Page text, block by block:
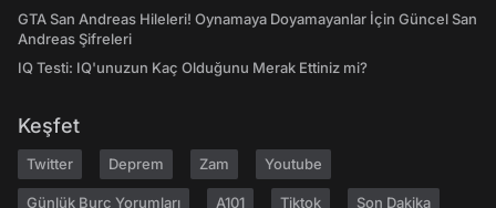
GTA San Andreas Hileleri! Oynamaya Doyamayanlar İçin Güncel San
Andreas Şifreleri
IQ Testi: IQ'unuzun Kaç Olduğunu Merak Ettiniz mi?
Keşfet
Twitter Deprem Zam Youtube
Günlük Burç Yorumları A101 Tiktok Son Dakika